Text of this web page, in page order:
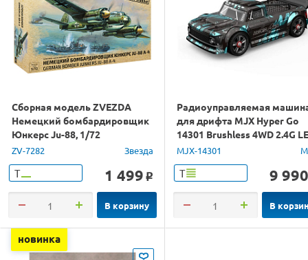
Сборная модель ZVEZDA
Немецкий бомбардировщик
Юнкерс Ju-88, 1/72
ZV-7282 Звезда
Т 1 499 o
В корзину
Радиоуправляемая
для дрифта MJX Hyper Go
14301 Brushless 4WD 2.4G
1/14 RTR
MJX-14301
Т 9 990
В
новинка